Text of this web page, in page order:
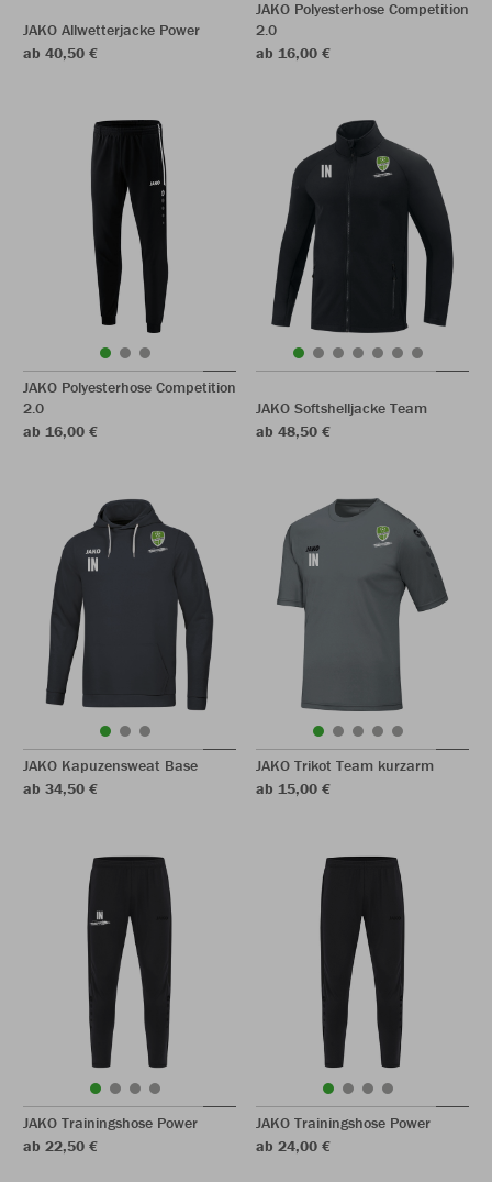
JAKO Allwetterjacke Power
ab 40,50 €
JAKO Polyesterhose Competition
2.0
ab 16,00 €
JAKO Polyesterhose Competition
2.0
ab 16,00 €
JAKO Softshelljacke Team
ab 48,50 €
JAKO Kapuzensweat Base
ab 34,50 €
JAKO Trikot Team kurzarm
ab 15,00 €
JAKO Trainingshose Power
ab 22,50 €
JAKO Trainingshose Power
ab 24,00 €